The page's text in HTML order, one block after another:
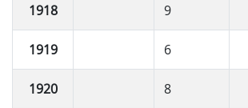
1918 9
1919 6
1920 8